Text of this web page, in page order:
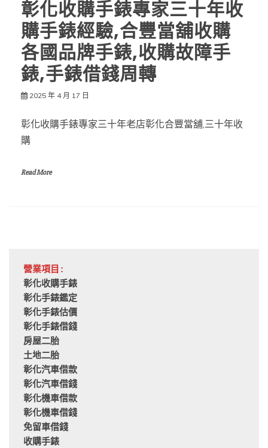
彰化收購手錶專家三十年收
購手錶經驗,合豐當舖收購
各國品牌手錶,收購故障手
錶,手錶借錢周轉
2025 年 4 月 17 日
彰化收購手錶專家三十年老店彰化合豐當舖,三十年收
購
Read More
營業項目:
彰化收購手錶
彰化手錶鑑定
彰化手錶估價
彰化手錶借錢
房屋二胎
土地二胎
彰化汽車借款
彰化汽車借錢
彰化機車借款
彰化機車借錢
免留車借錢
收購手錶